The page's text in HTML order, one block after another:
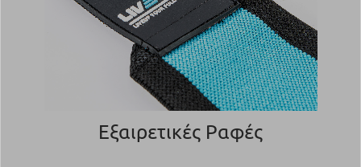
Εξαιρετικές Ραφές